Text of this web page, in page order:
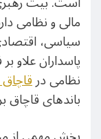
مالی و نظامی
سیاسی،
پاسداران علاو
نظامی در
باندهای قاچاق